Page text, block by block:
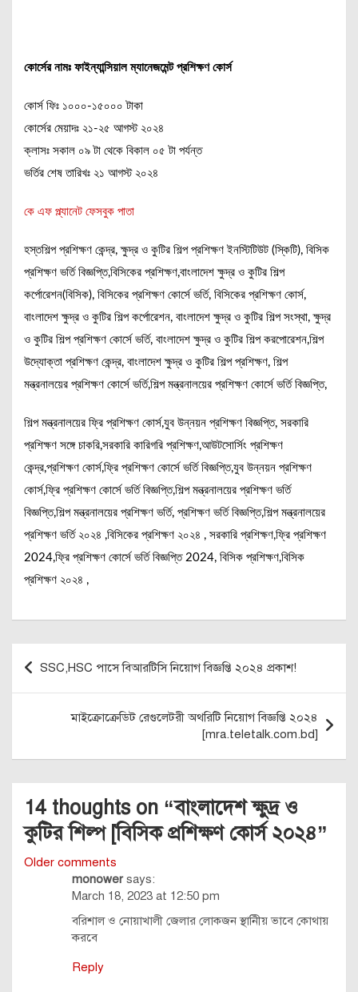
কোর্সের নামঃ ফাইন্যান্সিয়াল ম্যানেজমেন্ট প্রশিক্ষণ কোর্স
কোর্স ফিঃ ১০০০-১৫০০০ টাকা
কোর্সের মেয়াদঃ ২১-২৫ আগস্ট ২০২৪
ক্লাসঃ সকাল ০৯ টা থেকে বিকাল ০৫ টা পর্যন্ত
ভর্তির শেষ তারিখঃ ২১ আগস্ট ২০২৪
কে এফ প্ল্যানেট ফেসবুক পাতা
হস্তশিল্প প্রশিক্ষণ কেন্দ্র, ক্ষুদ্র ও কুটির শিল্প প্রশিক্ষণ ইনস্টিটিউট (স্কিটি), বিসিক
প্রশিক্ষণ ভর্তি বিজ্ঞপ্তি,বিসিকের প্রশিক্ষণ,বাংলাদেশ ক্ষুদ্র ও কুটির শিল্প
কর্পোরেশন(বিসিক), বিসিকের প্রশিক্ষণ কোর্সে ভর্তি, বিসিকের প্রশিক্ষণ কোর্স,
বাংলাদেশ ক্ষুদ্র ও কুটির শিল্প কর্পোরেশন, বাংলাদেশ ক্ষুদ্র ও কুটির শিল্প সংস্থা, ক্ষুদ্র
ও কুটির শিল্প প্রশিক্ষণ কোর্সে ভর্তি, বাংলাদেশ ক্ষুদ্র ও কুটির শিল্প করপোরেশন,শিল্প
উদ্যোক্তা প্রশিক্ষণ কেন্দ্র, বাংলাদেশ ক্ষুদ্র ও কুটির শিল্প প্রশিক্ষণ, শিল্প
মন্ত্রনালয়ের প্রশিক্ষণ কোর্সে ভর্তি,শিল্প মন্ত্রনালয়ের প্রশিক্ষণ কোর্সে ভর্তি বিজ্ঞপ্তি,
শিল্প মন্ত্রনালয়ের ফ্রি প্রশিক্ষণ কোর্স,যুব উন্নয়ন প্রশিক্ষণ বিজ্ঞপ্তি, সরকারি
প্রশিক্ষণ সঙ্গে চাকরি,সরকারি কারিগরি প্রশিক্ষণ,আউটসোর্সিং প্রশিক্ষণ
কেন্দ্র,প্রশিক্ষণ কোর্স,ফ্রি প্রশিক্ষণ কোর্সে ভর্তি বিজ্ঞপ্তি,যুব উন্নয়ন প্রশিক্ষণ
কোর্স,ফ্রি প্রশিক্ষণ কোর্সে ভর্তি বিজ্ঞপ্তি,শিল্প মন্ত্রনালয়ের প্রশিক্ষণ ভর্তি
বিজ্ঞপ্তি,শিল্প মন্ত্রনালয়ের প্রশিক্ষণ ভর্তি, প্রশিক্ষণ ভর্তি বিজ্ঞপ্তি,শিল্প মন্ত্রনালয়ের
প্রশিক্ষণ ভর্তি ২০২৪ ,বিসিকের প্রশিক্ষণ ২০২৪ , সরকারি প্রশিক্ষণ,ফ্রি প্রশিক্ষণ
2024,ফ্রি প্রশিক্ষণ কোর্সে ভর্তি বিজ্ঞপ্তি 2024, বিসিক প্রশিক্ষণ,বিসিক
প্রশিক্ষণ ২০২৪ ,
Post
navigation
SSC,HSC পাসে বিআরটিসি নিয়োগ বিজ্ঞপ্তি ২০২৪ প্রকাশ!
মাইক্রোক্রেডিট রেগুলেটরী অথরিটি নিয়োগ বিজ্ঞপ্তি ২০২৪
[mra.teletalk.com.bd]
14 thoughts on “বাংলাদেশ ক্ষুদ্র ও
কুটির শিল্প [বিসিক প্রশিক্ষণ কোর্স ২০২৪”
Comments
navigation
Older comments
monower says:
March 18, 2023 at 12:50 pm
বরিশাল ও নোয়াখালী জেলার লোকজন স্থানীিয় ভাবে কোথায়
করবে
Reply